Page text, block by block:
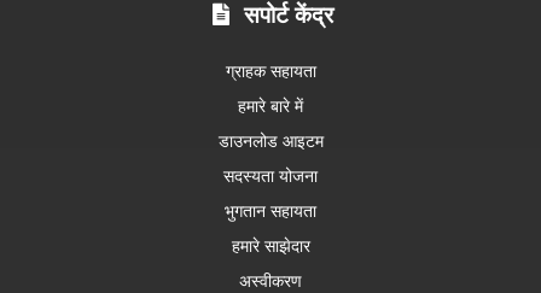
सपोर्ट केंद्र
ग्राहक सहायता
हमारे बारे में
डाउनलोड आइटम
सदस्यता योजना
भुगतान सहायता
हमारे साझेदार
अस्वीकरण